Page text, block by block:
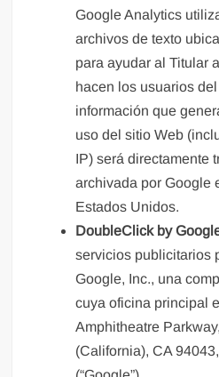
Google Analytics
archivos de texto
para ayudar al Titular
hacen los usuarios
información que
uso del sitio Web
IP) será directamente
archivada por Google
Estados Unidos.
DoubleClick by
servicios publicitarios
Google, Inc., una
cuya oficina principal
Amphitheatre
(California), CA